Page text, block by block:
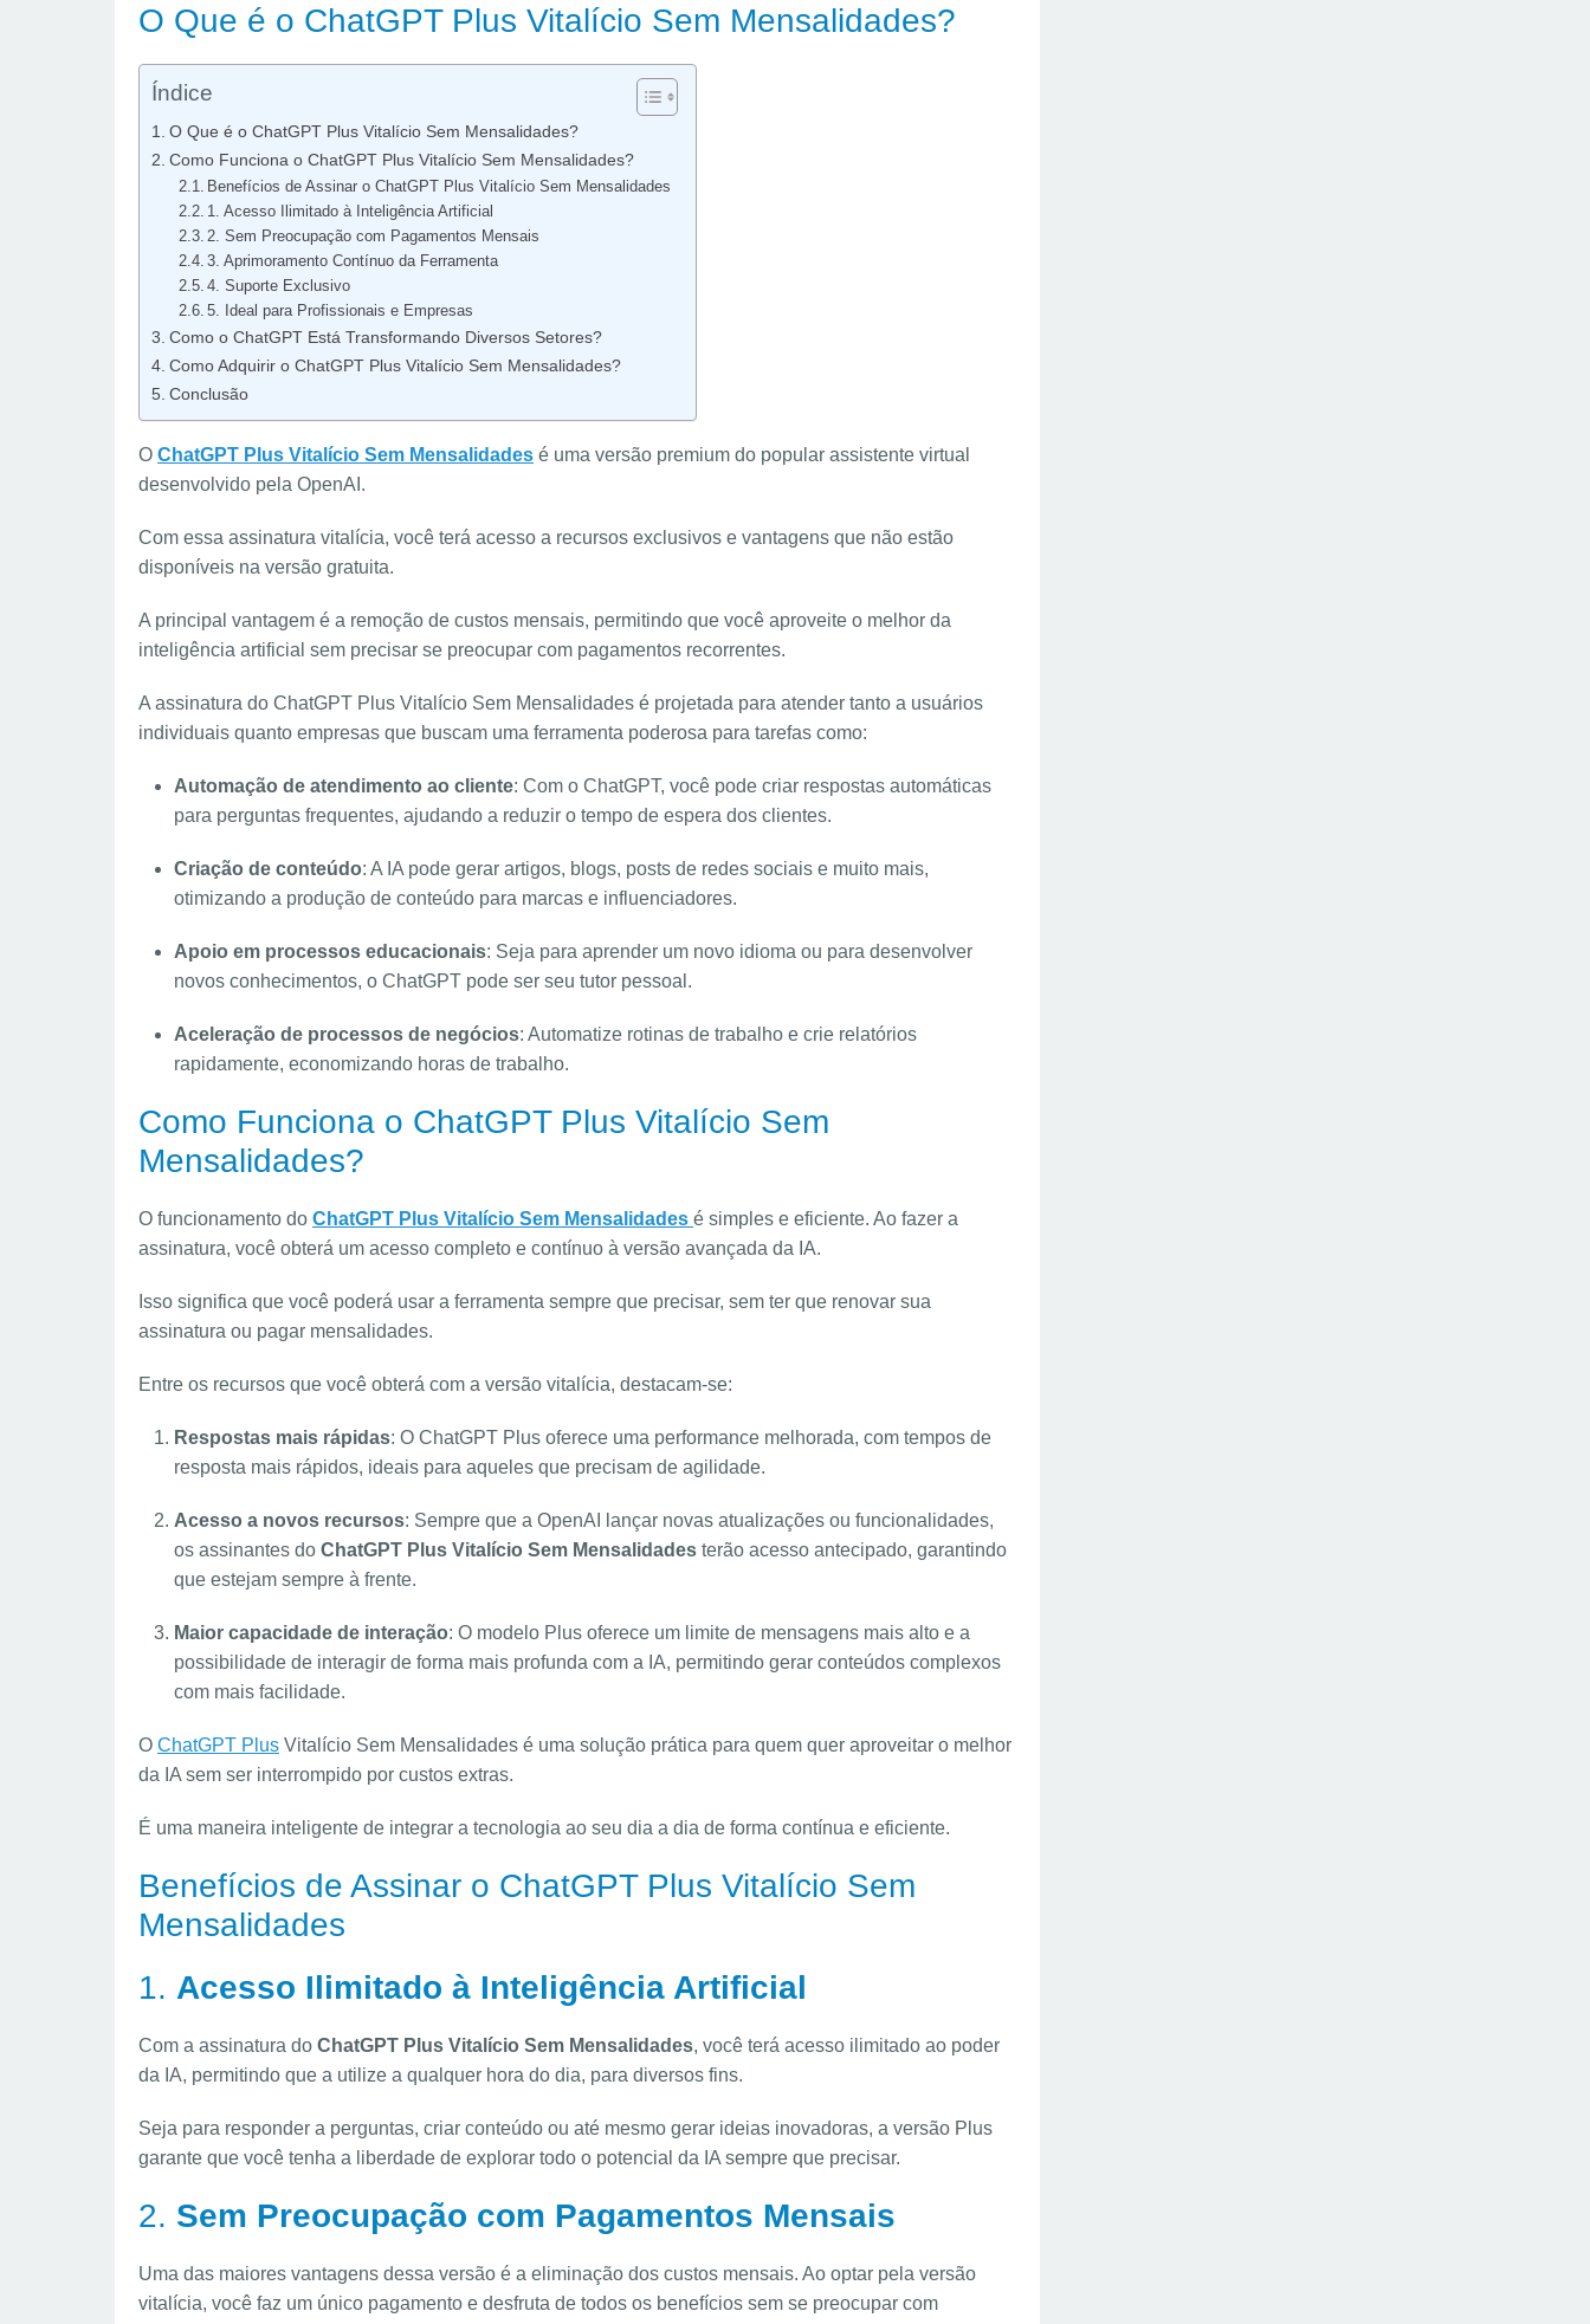
O Que é o ChatGPT Plus Vitalício Sem Mensalidades?
Índice
O Que é o ChatGPT Plus Vitalício Sem Mensalidades?
Como Funciona o ChatGPT Plus Vitalício Sem Mensalidades?
Benefícios de Assinar o ChatGPT Plus Vitalício Sem Mensalidades
1. Acesso Ilimitado à Inteligência Artificial
2. Sem Preocupação com Pagamentos Mensais
3. Aprimoramento Contínuo da Ferramenta
4. Suporte Exclusivo
5. Ideal para Profissionais e Empresas
Como o ChatGPT Está Transformando Diversos Setores?
Como Adquirir o ChatGPT Plus Vitalício Sem Mensalidades?
Conclusão
O ChatGPT Plus Vitalício Sem Mensalidades é uma versão premium do popular assistente virtual
desenvolvido pela OpenAI.
Com essa assinatura vitalícia, você terá acesso a recursos exclusivos e vantagens que não estão
disponíveis na versão gratuita.
A principal vantagem é a remoção de custos mensais, permitindo que você aproveite o melhor da
inteligência artificial sem precisar se preocupar com pagamentos recorrentes.
A assinatura do ChatGPT Plus Vitalício Sem Mensalidades é projetada para atender tanto a usuários
individuais quanto empresas que buscam uma ferramenta poderosa para tarefas como:
Automação de atendimento ao cliente: Com o ChatGPT, você pode criar respostas automáticas
para perguntas frequentes, ajudando a reduzir o tempo de espera dos clientes.
Criação de conteúdo: A IA pode gerar artigos, blogs, posts de redes sociais e muito mais,
otimizando a produção de conteúdo para marcas e influenciadores.
Apoio em processos educacionais: Seja para aprender um novo idioma ou para desenvolver
novos conhecimentos, o ChatGPT pode ser seu tutor pessoal.
Aceleração de processos de negócios: Automatize rotinas de trabalho e crie relatórios
rapidamente, economizando horas de trabalho.
Como Funciona o ChatGPT Plus Vitalício Sem
Mensalidades?
O funcionamento do ChatGPT Plus Vitalício Sem Mensalidades é simples e eficiente. Ao fazer a
assinatura, você obterá um acesso completo e contínuo à versão avançada da IA.
Isso significa que você poderá usar a ferramenta sempre que precisar, sem ter que renovar sua
assinatura ou pagar mensalidades.
Entre os recursos que você obterá com a versão vitalícia, destacam-se:
Respostas mais rápidas: O ChatGPT Plus oferece uma performance melhorada, com tempos de
resposta mais rápidos, ideais para aqueles que precisam de agilidade.
Acesso a novos recursos: Sempre que a OpenAI lançar novas atualizações ou funcionalidades,
os assinantes do ChatGPT Plus Vitalício Sem Mensalidades terão acesso antecipado, garantindo
que estejam sempre à frente.
Maior capacidade de interação: O modelo Plus oferece um limite de mensagens mais alto e a
possibilidade de interagir de forma mais profunda com a IA, permitindo gerar conteúdos complexos
com mais facilidade.
O ChatGPT Plus Vitalício Sem Mensalidades é uma solução prática para quem quer aproveitar o melhor
da IA sem ser interrompido por custos extras.
É uma maneira inteligente de integrar a tecnologia ao seu dia a dia de forma contínua e eficiente.
Benefícios de Assinar o ChatGPT Plus Vitalício Sem
Mensalidades
1. Acesso Ilimitado à Inteligência Artificial
Com a assinatura do ChatGPT Plus Vitalício Sem Mensalidades, você terá acesso ilimitado ao poder
da IA, permitindo que a utilize a qualquer hora do dia, para diversos fins.
Seja para responder a perguntas, criar conteúdo ou até mesmo gerar ideias inovadoras, a versão Plus
garante que você tenha a liberdade de explorar todo o potencial da IA sempre que precisar.
2. Sem Preocupação com Pagamentos Mensais
Uma das maiores vantagens dessa versão é a eliminação dos custos mensais. Ao optar pela versão
vitalícia, você faz um único pagamento e desfruta de todos os benefícios sem se preocupar com